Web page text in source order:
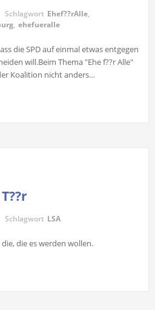
Schlagwort Ehef??rAlle,
, ehefueralle
die SPD auf einmal etwas entgegen
will.Beim Thema "Ehe f??r Alle"
Koalition nicht anders…
Schlagwort LSA
die es werden wollen.